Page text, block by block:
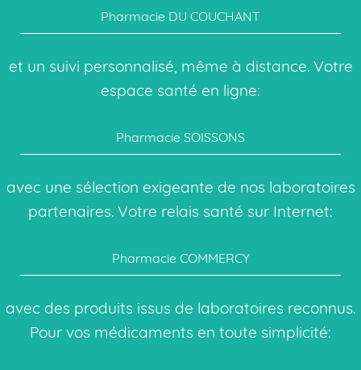
Pharmacie DU COUCHANT
et un suivi personnalisé, même à distance. Votre
espace santé en ligne:
Pharmacie SOISSONS
avec une sélection exigeante de nos laboratoires
partenaires. Votre relais santé sur Internet:
Pharmacie COMMERCY
avec des produits issus de laboratoires reconnus.
Pour vos médicaments en toute simplicité: